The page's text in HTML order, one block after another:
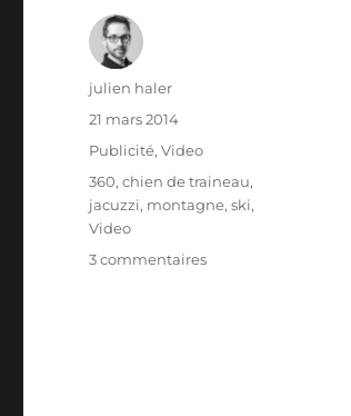
Auteur
julien haler
Publié
21 mars 2014
Catégories
Publicité,Video
Étiquettes
360,chien de traineau,
jacuzzi, montagne,ski,
Video
3 commentairessur